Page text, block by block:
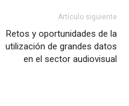
Artículo siguiente
Retos y oportunidades de la
utilización de grandes datos
en el sector audiovisual